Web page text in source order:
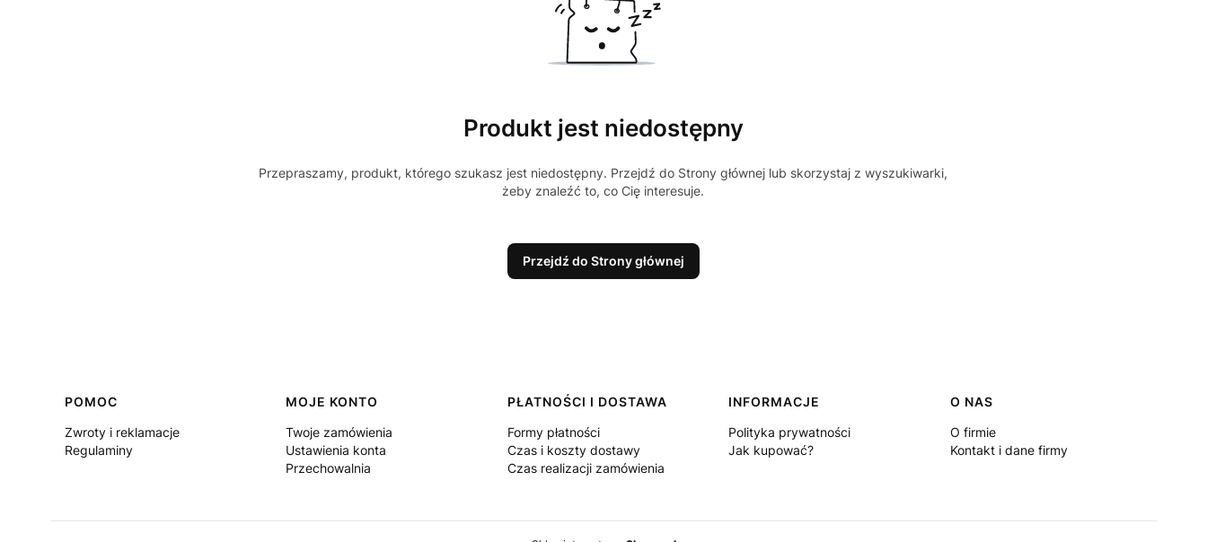
Produkt jest niedostępny
Przepraszamy, produkt, którego szukasz jest niedostępny. Przejdź do Strony głównej lub skorzystaj z wyszukiwarki,
żeby znaleźć to, co Cię interesuje.
Przejdź do Strony głównej
Linki w stopce
POMOC
Zwroty i reklamacje
Regulaminy
MOJE KONTO
Twoje zamówienia
Ustawienia konta
Przechowalnia
PŁATNOŚCI I DOSTAWA
Formy płatności
Czas i koszty dostawy
Czas realizacji zamówienia
INFORMACJE
Polityka prywatności
Jak kupować?
O NAS
O firmie
Kontakt i dane firmy